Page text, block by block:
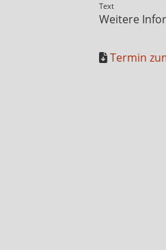
Text
Weitere
Termin